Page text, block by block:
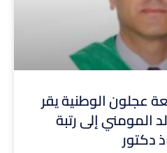
عجلون الوطنية يقر
المومني إلى رتبة
دكتور